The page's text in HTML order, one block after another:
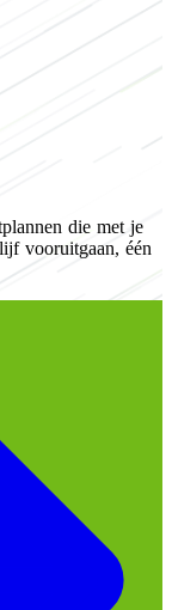
die met je
vooruitgaan, één